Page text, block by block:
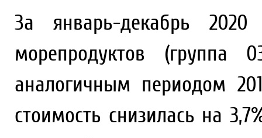
За январь-декабрь
морепродуктов
аналогичным периодом
стоимость снизилась на